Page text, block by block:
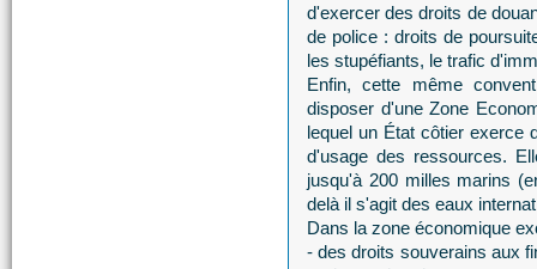
d'exercer des droits de
de police : droits de
les stupéfiants, le trafic
Enfin, cette même
disposer d'une Zone
lequel un État côtier exerce
d'usage des ressources.
jusqu'à 200 milles marins
delà il s'agit des eaux
Dans la zone économique
- des droits souverains aux